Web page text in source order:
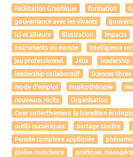
Facilitation Graphique
formation
gouvernance avec les vivants
Ici et ailleurs
illustration impacts
instruments du monde
intelligence
jeu professionnel
Jeux
leadership
leadership collaboratif
licences libres
mode d’emploi
musicothérapie
nouveaux récits
Organisation
Oser collectivement la transition
outils numériques
partage sincère
Pensée complexe appliquée
pleine conscience
pratiques